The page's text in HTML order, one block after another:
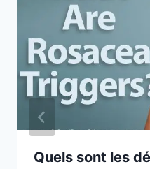
Quels sont les